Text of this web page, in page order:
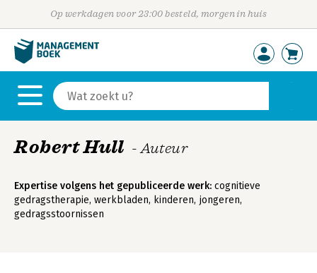
Op werkdagen voor 23:00 besteld, morgen in huis
Robert Hull - Auteur
Expertise volgens het gepubliceerde werk: cognitieve
gedragstherapie, werkbladen, kinderen, jongeren,
gedragsstoornissen